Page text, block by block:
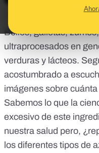
Bollos, galletas,
ultraprocesados en
verduras y lácteos.
acostumbrado a
imágenes sobre
Sabemos lo que la
excesivo de este
nuestra salud pero,
los diferentes tipos de